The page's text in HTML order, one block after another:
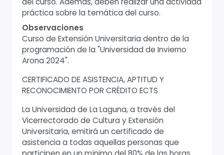
práctica sobre la temática del curso.
Observaciones
Curso de Extensión Universitaria dentro de la
programación de la "Universidad de Invierno
Arona 2024".
CERTIFICADO DE ASISTENCIA, APTITUD Y
RECONOCIMIENTO POR CRÉDITO ECTS
La Universidad de La Laguna, a través del
Vicerrectorado de Cultura y Extensión
Universitaria, emitirá un certificado de
asistencia a todas aquellas personas que